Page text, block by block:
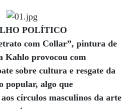
POLÍTICO
com Collar”, pintura de
Kahlo provocou com
sobre cultura e resgate da
popular, algo que
círculos masculinos da arte